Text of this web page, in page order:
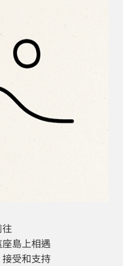
島上相遇
受和支持